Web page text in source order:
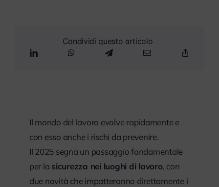
Condividi questo articolo
Il mondo del lavoro evolve rapidamente e
con esso anche i rischi da prevenire.
Il 2025 segna un passaggio fondamentale
per la sicurezza nei luoghi di lavoro, con
due novità che impatteranno direttamente i